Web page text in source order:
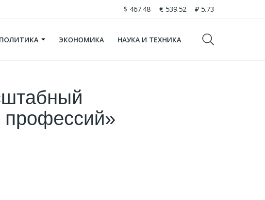
$ 467.48 € 539.52 ₽ 5.73
ПОЛИТИКА ЭКОНОМИКА НАУКА И ТЕХНИКА
профессий»